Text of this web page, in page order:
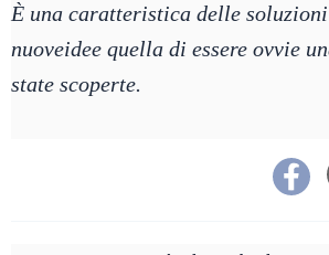
È una caratteristica delle
nuoveidee quella di essere ovvie
state scoperte.